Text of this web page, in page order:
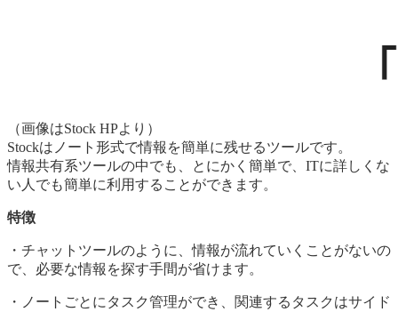
（画像はStock HPより）
Stockはノート形式で情報を簡単に残せるツールです。
情報共有系ツールの中でも、とにかく簡単で、ITに詳しくな
い人でも簡単に利用することができます。
特徴
・チャットツールのように、情報が流れていくことがないの
で、必要な情報を探す手間が省けます。
・ノートごとにタスク管理ができ、関連するタスクはサイド